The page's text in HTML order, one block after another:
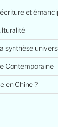
et
synthèse
Contemporaine
en Chine ?